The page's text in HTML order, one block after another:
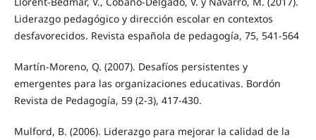
Liderazgo pedagógico y dirección escolar en contextos
desfavorecidos. Revista española de pedagogía, 75, 541-564
Martín-Moreno, Q. (2007). Desafíos persistentes y
emergentes para las organizaciones educativas. Bordón
Revista de Pedagogía, 59 (2-3), 417-430.
Mulford, B. (2006). Liderazgo para mejorar la calidad de la